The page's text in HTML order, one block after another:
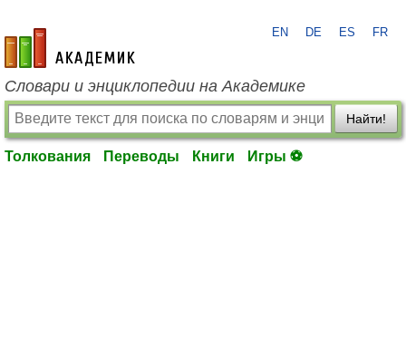
academic.ru
EN DE ES FR
Словари и энциклопедии на Академике
Найти!
Толкования Переводы Книги Игры ⚽